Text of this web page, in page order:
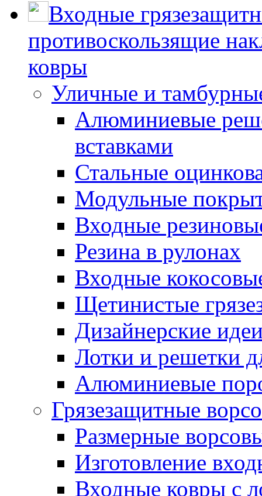
Входные
противоскользящие
ковры
Уличные и
Алюминиевые
вставками
Стальные
Модульные
Входные
Резина в рулонах
Входные
Щетинистые
Дизайнерские
Лотки и решетки
Алюминиевые
Грязезащитные
Размерные
Изготовление
Входные ковры с